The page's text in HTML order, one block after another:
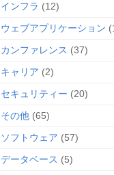
インフラ (12)
ウェブアプリケーション
カンファレンス (37)
キャリア (2)
セキュリティー (20)
その他 (65)
ソフトウェア (57)
データベース (5)